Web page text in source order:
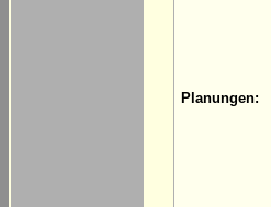
Planungen: